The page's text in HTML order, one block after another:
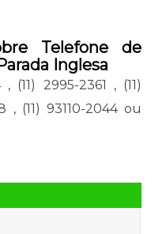
Telefone de
Inglesa
, (11) 2995-2361 , (11)
, (11) 93110-2044 ou